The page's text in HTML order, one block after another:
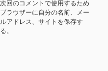
次回のコメントで使用するため
ブラウザーに自分の名前、メー
ルアドレス、サイトを保存す
る。